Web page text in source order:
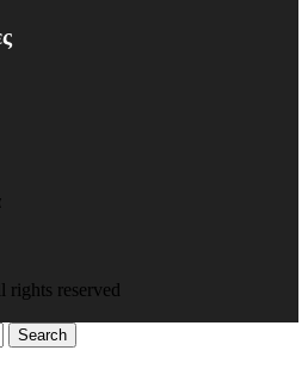
rights reserved
Search